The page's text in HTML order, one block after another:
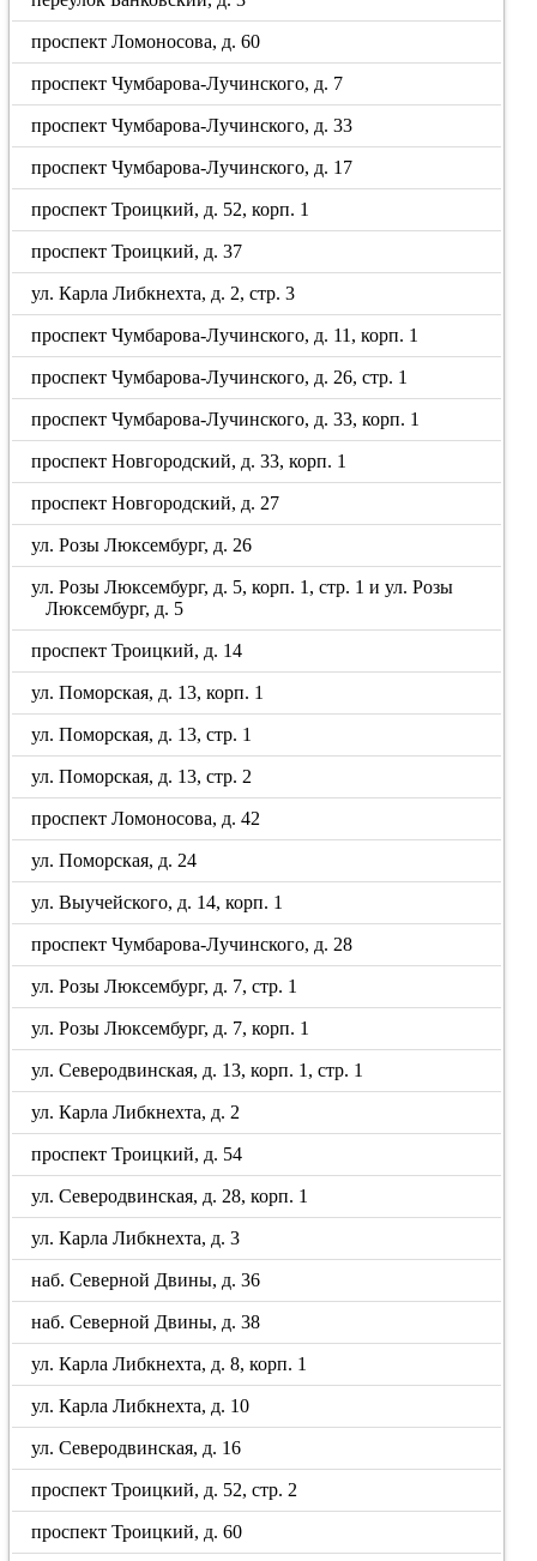
проспект Ломоносова, д. 60
проспект Чумбарова-Лучинского, д. 7
проспект Чумбарова-Лучинского, д. 33
проспект Чумбарова-Лучинского, д. 17
проспект Троицкий, д. 52, корп. 1
проспект Троицкий, д. 37
ул. Карла Либкнехта, д. 2, стр. 3
проспект Чумбарова-Лучинского, д. 11, корп. 1
проспект Чумбарова-Лучинского, д. 26, стр. 1
проспект Чумбарова-Лучинского, д. 33, корп. 1
проспект Новгородский, д. 33, корп. 1
проспект Новгородский, д. 27
ул. Розы Люксембург, д. 26
ул. Розы Люксембург, д. 5, корп. 1, стр. 1 и ул. Розы
Люксембург, д. 5
проспект Троицкий, д. 14
ул. Поморская, д. 13, корп. 1
ул. Поморская, д. 13, стр. 1
ул. Поморская, д. 13, стр. 2
проспект Ломоносова, д. 42
ул. Поморская, д. 24
ул. Выучейского, д. 14, корп. 1
проспект Чумбарова-Лучинского, д. 28
ул. Розы Люксембург, д. 7, стр. 1
ул. Розы Люксембург, д. 7, корп. 1
ул. Северодвинская, д. 13, корп. 1, стр. 1
ул. Карла Либкнехта, д. 2
проспект Троицкий, д. 54
ул. Северодвинская, д. 28, корп. 1
ул. Карла Либкнехта, д. 3
наб. Северной Двины, д. 36
наб. Северной Двины, д. 38
ул. Карла Либкнехта, д. 8, корп. 1
ул. Карла Либкнехта, д. 10
ул. Северодвинская, д. 16
проспект Троицкий, д. 52, стр. 2
проспект Троицкий, д. 60